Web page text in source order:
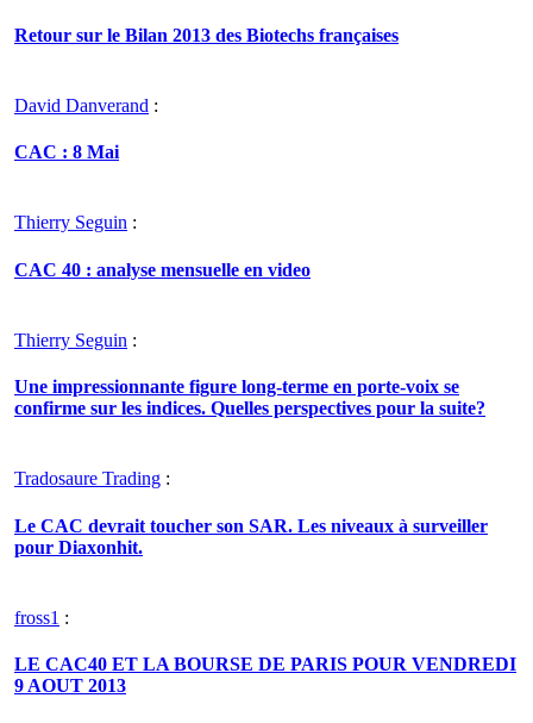
Retour sur le Bilan 2013 des Biotechs françaises
David Danverand :
CAC : 8 Mai
Thierry Seguin :
CAC 40 : analyse mensuelle en video
Thierry Seguin :
Une impressionnante figure long-terme en porte-voix se
confirme sur les indices. Quelles perspectives pour la suite?
Tradosaure Trading :
Le CAC devrait toucher son SAR. Les niveaux à surveiller
pour Diaxonhit.
fross1 :
LE CAC40 ET LA BOURSE DE PARIS POUR VENDREDI
9 AOUT 2013